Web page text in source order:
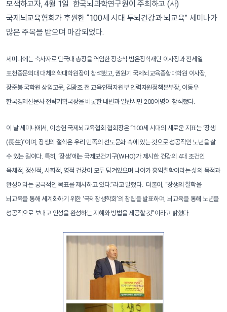
모색하고자, 4월 1일 한국뇌과학연구원이 주최하고 (사)
국제뇌교육협회가 후원한 “100세 시대 두뇌건강과 뇌교육” 세미나가
많은 주목을 받으며 마감되었다.
세미나에는 축사자로 단국대 총장을 역임한 장충식 범은장학재단 이사장과 전세일
포천중문의대 대체의학대학원장이 참석했고, 권원기 국제뇌교육종합대학원 이사장,
장준봉 국학원 상임고문, 김광조 전 교육인적자원부 인력자원정책본부장, 이동우
한국경제신문사 전략기획국장을 비롯한 내빈과 일반시민 200여명이 참석했다.
이 날 세미나에서, 이승헌 국제뇌교육협회 협회장은 “100세 시대의 새로운 지표는 ‘장생
(長生)’이며, 장생의 철학은 우리 민족의 선도문화 속에 있는 것으로 성공적인 노년을 살
수 있는 길이다. 특히, ‘장생’에는 국제보건기구(WHO)가 제시한 건강의 4대 조건인
육체적, 정신적, 사회적, 영적 건강이 모두 담겨있으며 나아가 홍익철학이라는 삶의 목적과
완성이라는 궁극적인 목표를 제시하고 있다.”라고 말했다. 더불어, “장생의 철학을
뇌교육을 통해 세계화하기 위한 ‘국제장생학회’의 창립을 발표하며, 뇌교육을 통해 노년을
성공적으로 보내고 인성을 완성하는 지혜와 방법을 제공할 것”이라고 밝혔다.